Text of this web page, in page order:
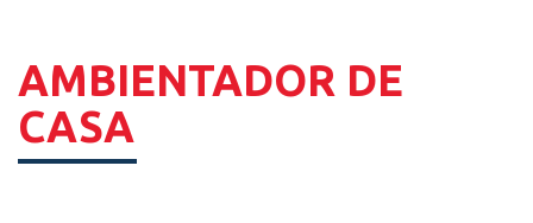
AMBIENTADOR DE
CASA